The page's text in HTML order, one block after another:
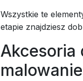
Wszystkie te
etapie znajdziesz
Akcesoria